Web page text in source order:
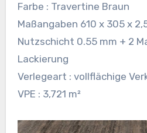
Farbe : Travertine Braun
Maßangaben 610 x 305 x
Nutzschicht 0.55 mm + 2
Lackierung
Verlegeart : vollflächige
VPE : 3,721 m²